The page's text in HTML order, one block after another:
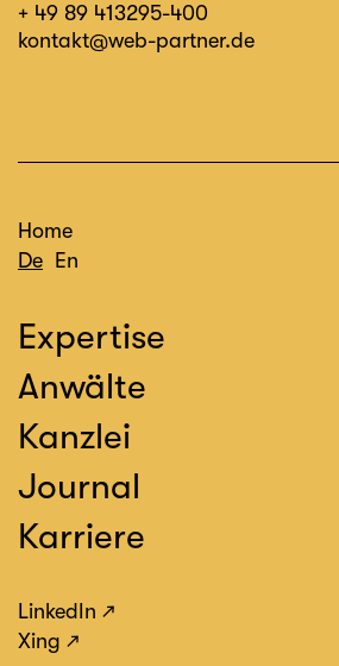
+ 49 89 413295-400
kontakt@web-partner.de
Home
De En
Expertise
Anwälte
Kanzlei
Journal
Karriere
LinkedIn
Xing